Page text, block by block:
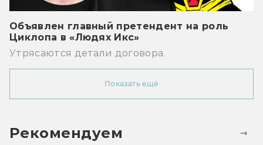
Объявлен главный претендент на роль
Циклопа в «Людях Икс»
Утрясаются детали договора.
Показать ещё
Рекомендуем